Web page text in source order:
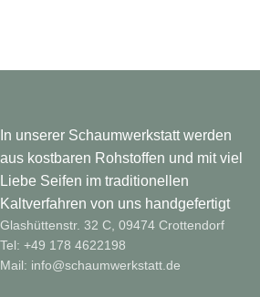
In unserer Schaumwerkstatt werden
aus kostbaren Rohstoffen und mit viel
Liebe Seifen im traditionellen
Kaltverfahren von uns handgefertigt
Glashüttenstr. 32 C, 09474 Crottendorf
Tel: +49 178 4622198
Mail: info@schaumwerkstatt.de